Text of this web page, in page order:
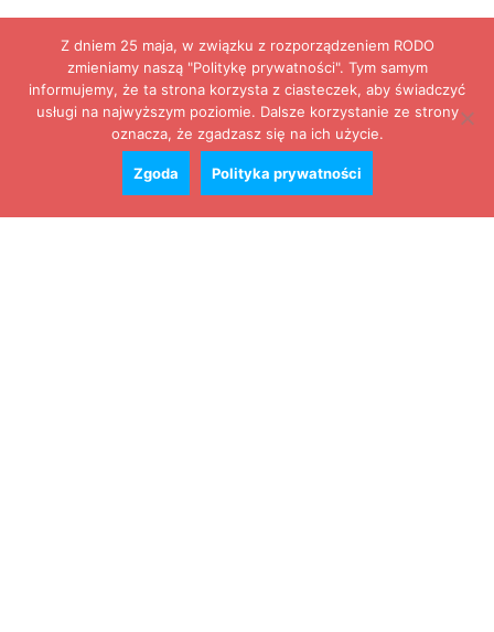
Z dniem 25 maja, w związku z rozporządzeniem RODO
zmieniamy naszą "Politykę prywatności". Tym samym
informujemy, że ta strona korzysta z ciasteczek, aby świadczyć
usługi na najwyższym poziomie. Dalsze korzystanie ze strony
oznacza, że zgadzasz się na ich użycie.
Zgoda Polityka prywatności